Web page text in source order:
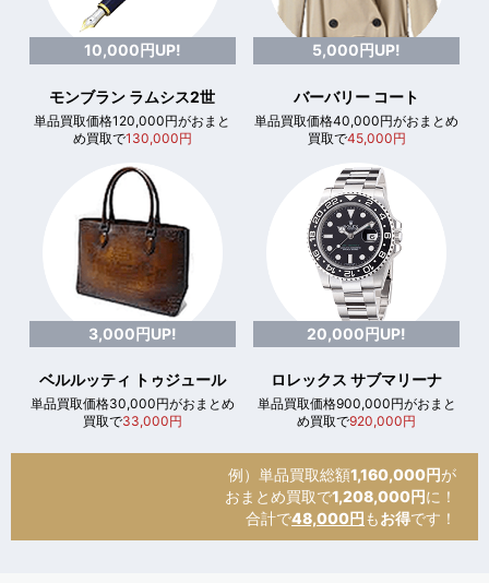
10,000円UP!
モンブラン ラムシス2世
単品買取価格120,000円がおまと
め買取で130,000円
5,000円UP!
バーバリー コート
単品買取価格40,000円がおまとめ
買取で45,000円
3,000円UP!
ベルルッティ トゥジュール
単品買取価格30,000円がおまとめ
買取で33,000円
20,000円UP!
ロレックス サブマリーナ
単品買取価格900,000円がおまと
め買取で920,000円
例）単品買取総額1,160,000円が
おまとめ買取で1,208,000円に！
合計で48,000円 もお得です！